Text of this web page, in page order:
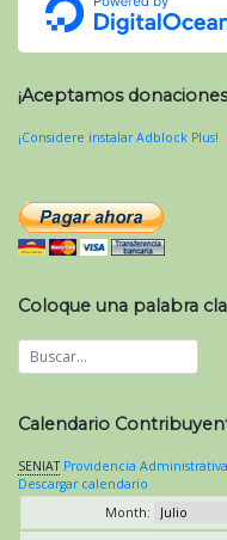
¡Aceptamos
¡Considere instalar Adblock Plus!
Coloque una palabra
Calendario
SENIAT Providencia
Descargar calendario
Month: